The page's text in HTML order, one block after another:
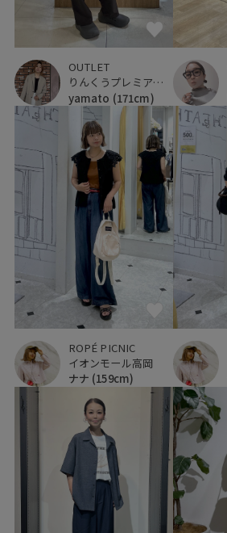
OUTLET
りんくうプレミアム・アウトレット
yamato (171cm)
ROPÉ PICNIC
イオンモール高岡
ナナ (159cm)